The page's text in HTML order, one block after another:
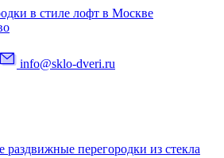
info@sklo-dveri.ru
раздвижные перегородки из стекла